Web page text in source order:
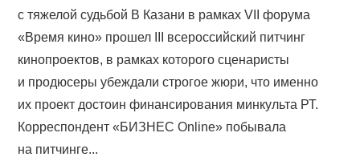
с тяжелой судьбой В Казани в рамках VII форума
«Время кино» прошел III всероссийский питчинг
кинопроектов, в рамках которого сценаристы
и продюсеры убеждали строгое жюри, что именно
их проект достоин финансирования минкульта РТ.
Корреспондент «БИЗНЕС Online» побывала
на питчинге...